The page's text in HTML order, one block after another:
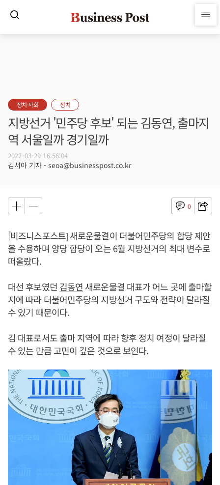
정치·사회 정치
지방선거 '민주당 후보' 되는 김동연, 출마지
역 서울일까 경기일까
2022-03-29 16:56:04
김서아 기자 - seoa@businesspost.co.kr
0
[비즈니스포스트] 새로운물결이 더불어민주당의 합당 제안
을 수용하며 양당 합당이 오는 6월 지방선거의 최대 변수로
떠올랐다.
대선 후보였던 김동연 새로운물결 대표가 어느 곳에 출마할
지에 따라 더불어민주당의 지방선거 구도와 전략이 달라질
수 있기 때문이다.
김 대표로서도 출마 지역에 따라 향후 정치 여정이 달라질
수 있는 만큼 고민이 깊은 것으로 보인다.